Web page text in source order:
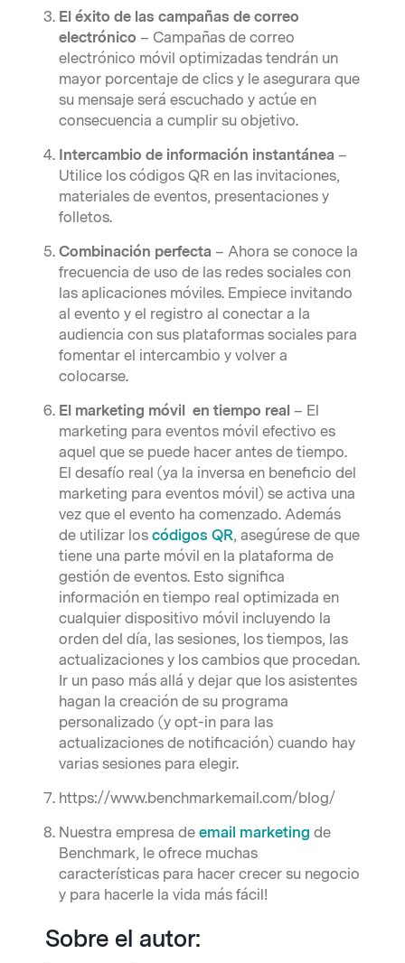
El éxito de las campañas de correo
electrónico – Campañas de correo
electrónico móvil optimizadas tendrán un
mayor porcentaje de clics y le asegurara que
su mensaje será escuchado y actúe en
consecuencia a cumplir su objetivo.
Intercambio de información instantánea –
Utilice los códigos QR en las invitaciones,
materiales de eventos, presentaciones y
folletos.
Combinación perfecta – Ahora se conoce la
frecuencia de uso de las redes sociales con
las aplicaciones móviles. Empiece invitando
al evento y el registro al conectar a la
audiencia con sus plataformas sociales para
fomentar el intercambio y volver a
colocarse.
El marketing móvil en tiempo real – El
marketing para eventos móvil efectivo es
aquel que se puede hacer antes de tiempo.
El desafío real (ya la inversa en beneficio del
marketing para eventos móvil) se activa una
vez que el evento ha comenzado. Además
de utilizar los códigos QR, asegúrese de que
tiene una parte móvil en la plataforma de
gestión de eventos. Esto significa
información en tiempo real optimizada en
cualquier dispositivo móvil incluyendo la
orden del día, las sesiones, los tiempos, las
actualizaciones y los cambios que procedan.
Ir un paso más allá y dejar que los asistentes
hagan la creación de su programa
personalizado (y opt-in para las
actualizaciones de notificación) cuando hay
varias sesiones para elegir.
https://www.benchmarkemail.com/blog/
Nuestra empresa de email marketing de
Benchmark, le ofrece muchas
características para hacer crecer su negocio
y para hacerle la vida más fácil!
Sobre el autor: